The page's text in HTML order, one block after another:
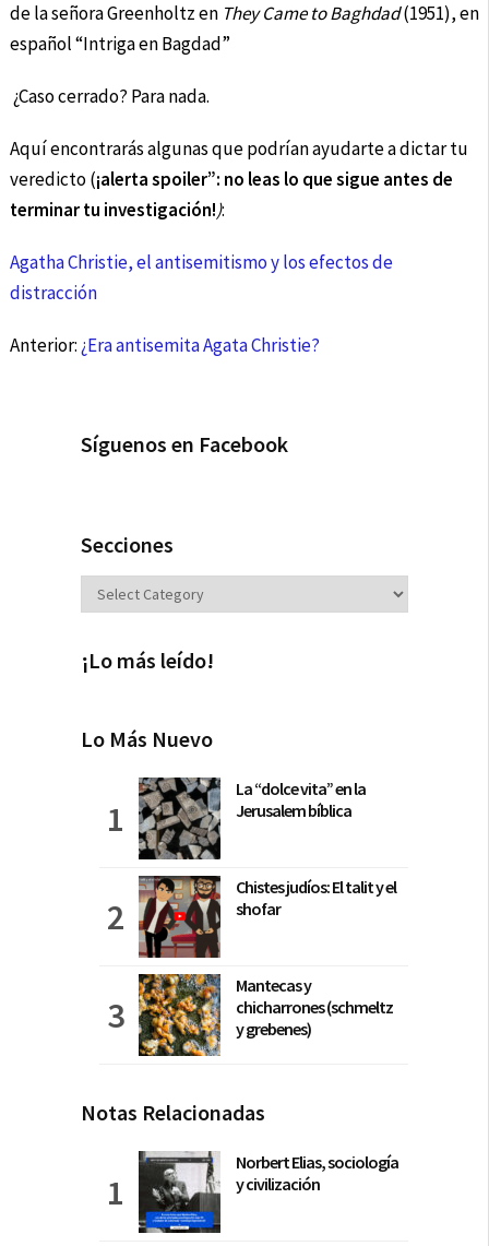
de la señora Greenholtz en They Came to Baghdad(1951), en
español “Intriga en Bagdad”
¿Caso cerrado? Para nada.
Aquí encontrarás algunas que podrían ayudarte a dictar tu
veredicto (¡alerta spoiler”: no leas lo que sigue antes de
terminar tu investigación!):
Agatha Christie, el antisemitismo y los efectos de
distracción
Anterior: ¿Era antisemita Agata Christie?
Síguenos en Facebook
Secciones
Secciones
¡Lo más leído!
Lo Más Nuevo
La “dolce vita” en la
Jerusalem bíblica
Chistes judíos: El talit y el
shofar
Mantecas y
chicharrones (schmeltz
y grebenes)
Notas Relacionadas
Norbert Elias, sociología
y civilización